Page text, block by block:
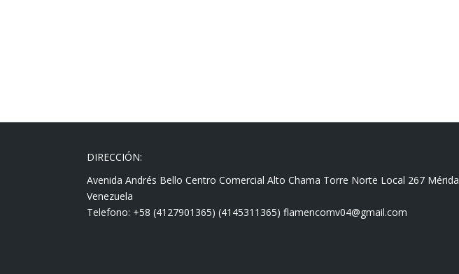
DIRECCIÓN:
Avenida Andrés Bello Centro Comercial Alto Chama Torre Norte Local 267 Mérida
Venezuela
Telefono: +58 (4127901365) (4145311365) flamencomv04@gmail.com